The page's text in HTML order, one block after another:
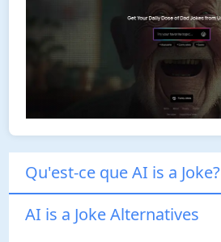
Qu'est-ce que AI is a Joke?
AI is a Joke Alternatives